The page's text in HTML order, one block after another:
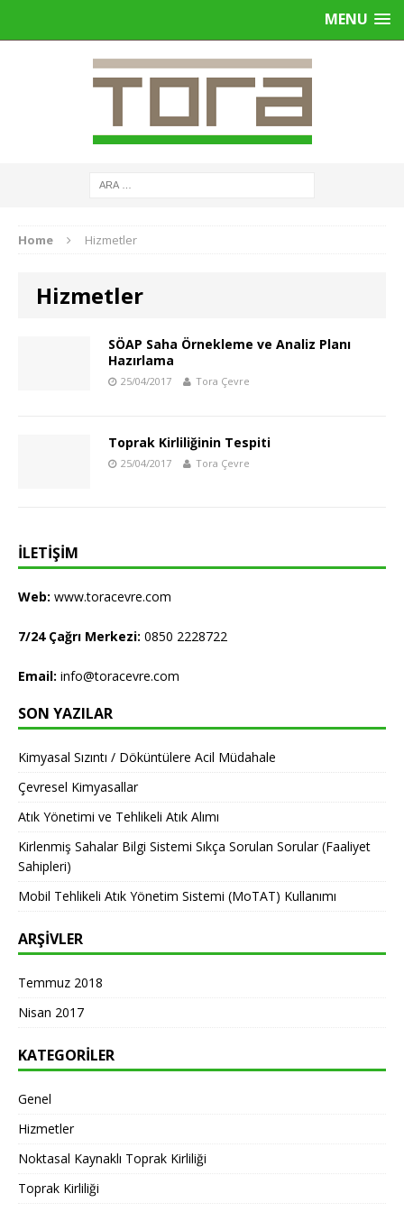
MENU
Home Hizmetler
Hizmetler
SÖAP Saha Örnekleme ve Analiz Planı
Hazırlama
25/04/2017 Tora Çevre
Toprak Kirliliğinin Tespiti
25/04/2017 Tora Çevre
İLETIŞIM
Web: www.toracevre.com
7/24 Çağrı Merkezi: 0850 2228722
Email: info@toracevre.com
SON YAZILAR
Kimyasal Sızıntı / Döküntülere Acil Müdahale
Çevresel Kimyasallar
Atık Yönetimi ve Tehlikeli Atık Alımı
Kirlenmiş Sahalar Bilgi Sistemi Sıkça Sorulan Sorular (Faaliyet
Sahipleri)
Mobil Tehlikeli Atık Yönetim Sistemi (MoTAT) Kullanımı
ARŞIVLER
Temmuz 2018
Nisan 2017
KATEGORILER
Genel
Hizmetler
Noktasal Kaynaklı Toprak Kirliliği
Toprak Kirliliği